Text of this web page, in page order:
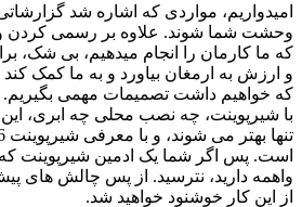
امیدواریم، مواردی که اشاره شد
وحشت شما شوند. علاوه بر رسمی کردن
که ما کارمان را انجام میدهیم، بی شک،
و ارزش به ارمغان بیاورد و به ما کمک
که خواهیم داشت تصمیمات مهمی بگیریم.
با شیرپوینت، چه نصب محلی چه ابری،
است. پس اگر شما یک ادمین شیرپوینت
واهمه دارید، نترسید. از پس چالش های
از این کار خوشنود خواهید شد.